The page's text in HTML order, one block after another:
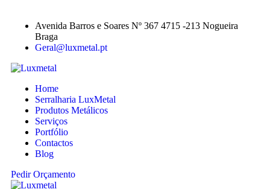
Avenida Barros e Soares Nº 367 4715 -213 Nogueira
Braga
Geral@luxmetal.pt
Home
Serralharia LuxMetal
Produtos Metálicos
Serviços
Portfólio
Contactos
Blog
Pedir Orçamento